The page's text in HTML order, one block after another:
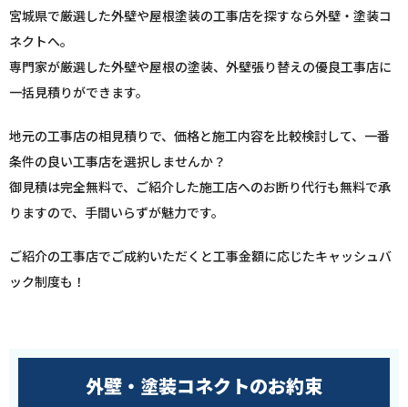
宮城県で厳選した外壁や屋根塗装の工事店を探すなら外壁・塗装コ
ネクトへ。
専門家が厳選した外壁や屋根の塗装、外壁張り替えの優良工事店に
一括見積りができます。
地元の工事店の相見積りで、価格と施工内容を比較検討して、一番
条件の良い工事店を選択しませんか？
御見積は完全無料で、ご紹介した施工店へのお断り代行も無料で承
りますので、手間いらずが魅力です。
ご紹介の工事店でご成約いただくと工事金額に応じたキャッシュバ
ック制度も！
外壁・塗装コネクトのお約束